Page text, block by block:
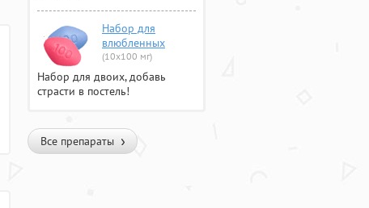
Набор для
влюбленных
(10х100 мг)
Набор для двоих, добавь
страсти в постель!
Все препараты